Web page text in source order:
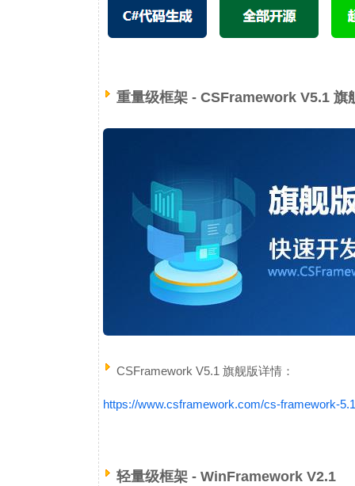
重量级框架 - CSFramework V5.1 旗
CSFramework V5.1 旗舰版详情：
https://www.csframework.com/cs-framework-
轻量级框架 - WinFramework V2.1